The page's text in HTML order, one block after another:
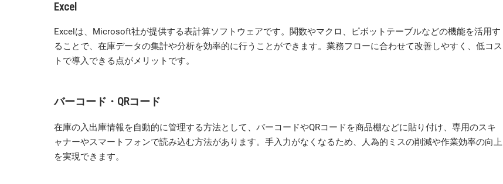
Excel
Excelは、Microsoft社が提供する表計算ソフトウェアです。関数やマクロ、ピボットテーブルなどの機能を活用す
ることで、在庫データの集計や分析を効率的に行うことができます。業務フローに合わせて改善しやすく、低コス
トで導入できる点がメリットです。
バーコード・QRコード
在庫の入出庫情報を自動的に管理する方法として、バーコードやQRコードを商品棚などに貼り付け、専用のスキ
ャナーやスマートフォンで読み込む方法があります。手入力がなくなるため、人為的ミスの削減や作業効率の向上
を実現できます。